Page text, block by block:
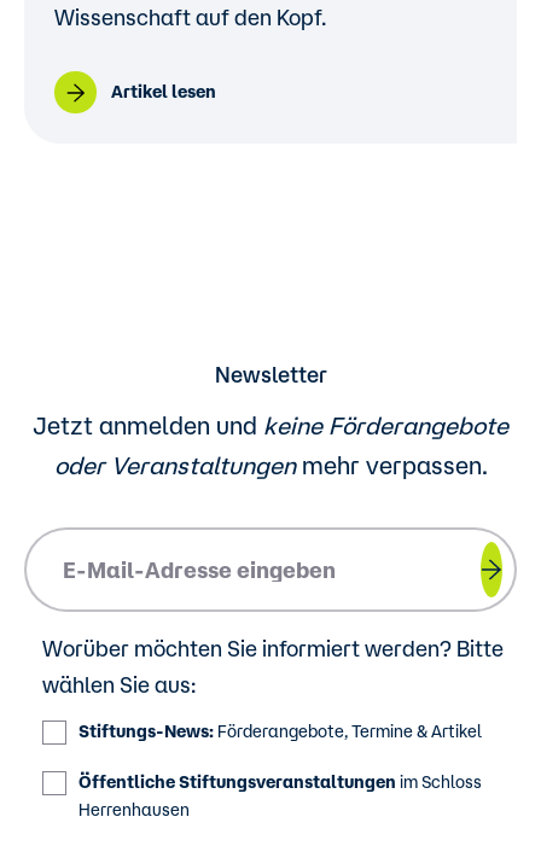
Wissenschaft auf den Kopf.
Artikel lesen
Newsletter
Jetzt anmelden und keine Förderangebote
oder Veranstaltungen mehr verpassen.
Worüber möchten Sie informiert werden? Bitte
wählen Sie aus:
Stiftungs-News: Förderangebote, Termine & Artikel
Öffentliche Stiftungsveranstaltungen im Schloss
Herrenhausen